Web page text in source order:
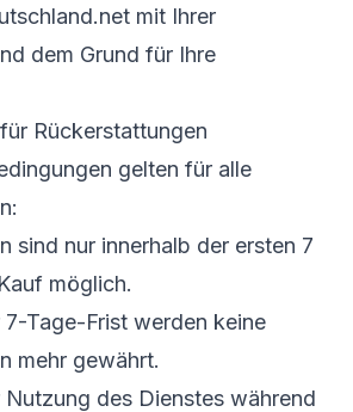
mit Ihrer
dem Grund für Ihre
Rückerstattungen
gelten für alle
sind nur innerhalb der ersten 7
möglich.
Tage-Frist werden keine
mehr gewährt.
Nutzung des Dienstes während